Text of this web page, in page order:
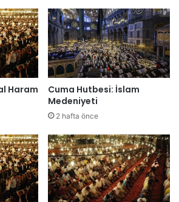
Haram
Cuma Hutbesi: İslam
Medeniyeti
2 hafta önce